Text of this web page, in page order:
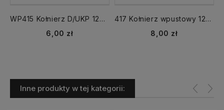
WP415 Kołnierz D/UKP 120x60 przyścienny
Cena
6,00 zł
417 Kołnierz wpustowy 120x60
Cena
8,00 zł
Inne produkty w tej kategorii: